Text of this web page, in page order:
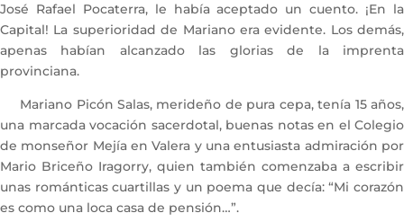
José Rafael Pocaterra, le había aceptado un cuento. ¡En la
Capital! La superioridad de Mariano era evidente. Los demás,
apenas habían alcanzado las glorias de la imprenta
provinciana.
Mariano Picón Salas, merideño de pura cepa, tenía 15 años,
una marcada vocación sacerdotal, buenas notas en el Colegio
de monseñor Mejía en Valera y una entusiasta admiración por
Mario Briceño Iragorry, quien también comenzaba a escribir
unas románticas cuartillas y un poema que decía: “Mi corazón
es como una loca casa de pensión…”.